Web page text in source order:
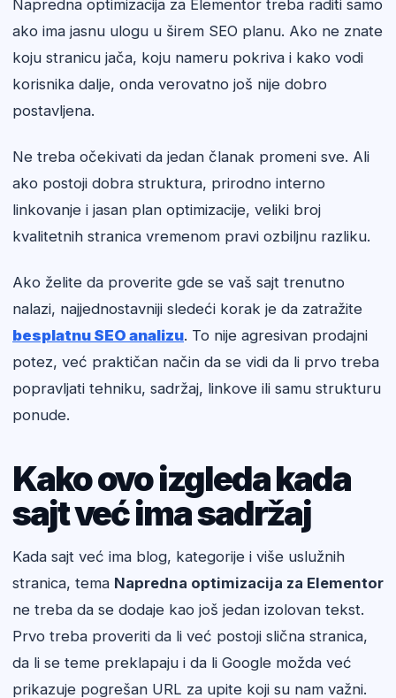
Napredna optimizacija za Elementor treba raditi samo
ako ima jasnu ulogu u širem SEO planu. Ako ne znate
koju stranicu jača, koju nameru pokriva i kako vodi
korisnika dalje, onda verovatno još nije dobro
postavljena.
Ne treba očekivati da jedan članak promeni sve. Ali
ako postoji dobra struktura, prirodno interno
linkovanje i jasan plan optimizacije, veliki broj
kvalitetnih stranica vremenom pravi ozbiljnu razliku.
Ako želite da proverite gde se vaš sajt trenutno
nalazi, najjednostavniji sledeći korak je da zatražite
besplatnu SEO analizu. To nije agresivan prodajni
potez, već praktičan način da se vidi da li prvo treba
popravljati tehniku, sadržaj, linkove ili samu strukturu
ponude.
Kako ovo izgleda kada
sajt već ima sadržaj
Kada sajt već ima blog, kategorije i više uslužnih
stranica, tema Napredna optimizacija za Elementor
ne treba da se dodaje kao još jedan izolovan tekst.
Prvo treba proveriti da li već postoji slična stranica,
da li se teme preklapaju i da li Google možda već
prikazuje pogrešan URL za upite koji su nam važni.